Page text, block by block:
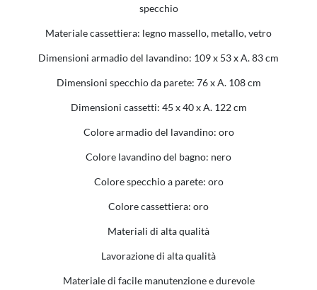
specchio
Materiale cassettiera: legno massello, metallo, vetro
Dimensioni armadio del lavandino: 109 x 53 x A. 83 cm
Dimensioni specchio da parete: 76 x A. 108 cm
Dimensioni cassetti: 45 x 40 x A. 122 cm
Colore armadio del lavandino: oro
Colore lavandino del bagno: nero
Colore specchio a parete: oro
Colore cassettiera: oro
Materiali di alta qualità
Lavorazione di alta qualità
Materiale di facile manutenzione e durevole